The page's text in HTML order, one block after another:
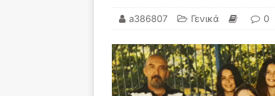
a386807 Γενικά 0